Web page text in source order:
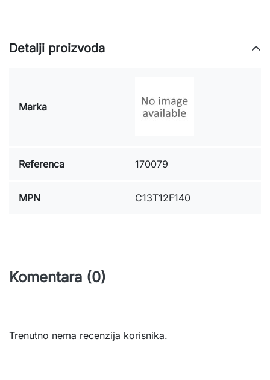
Detalji proizvoda
Marka
Referenca 170079
MPN C13T12F140
Komentara (0)
Trenutno nema recenzija korisnika.